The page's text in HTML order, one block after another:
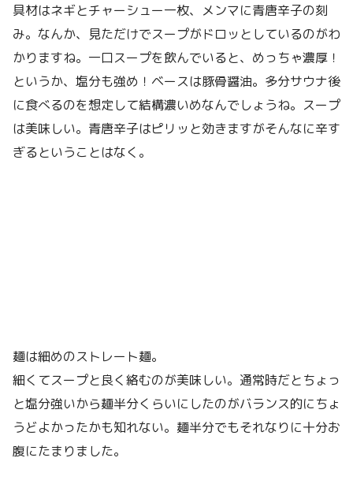
具材はネギとチャーシュー一枚、メンマに青唐辛子の刻
み。なんか、見ただけでスープがドロッとしているのがわ
かりますね。一口スープを飲んでいると、めっちゃ濃厚！
というか、塩分も強め！ベースは豚骨醤油。多分サウナ後
に食べるのを想定して結構濃いめなんでしょうね。スープ
は美味しい。青唐辛子はピリッと効きますがそんなに辛す
ぎるということはなく。
麺は細めのストレート麺。
細くてスープと良く絡むのが美味しい。通常時だとちょっ
と塩分強いから麺半分くらいにしたのがバランス的にちょ
うどよかったかも知れない。麺半分でもそれなりに十分お
腹にたまりました。